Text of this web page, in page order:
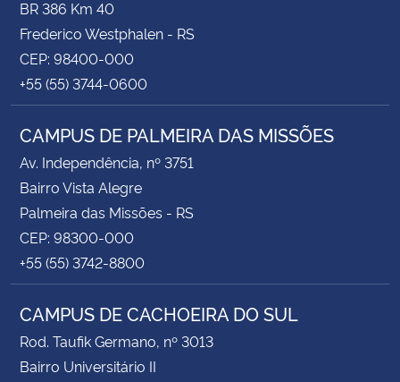
BR 386 Km 40
Frederico Westphalen - RS
CEP: 98400-000
+55 (55) 3744-0600
CAMPUS DE PALMEIRA DAS MISSÕES
Av. Independência, nº 3751
Bairro Vista Alegre
Palmeira das Missões - RS
CEP: 98300-000
+55 (55) 3742-8800
CAMPUS DE CACHOEIRA DO SUL
Rod. Taufik Germano, nº 3013
Bairro Universitário II